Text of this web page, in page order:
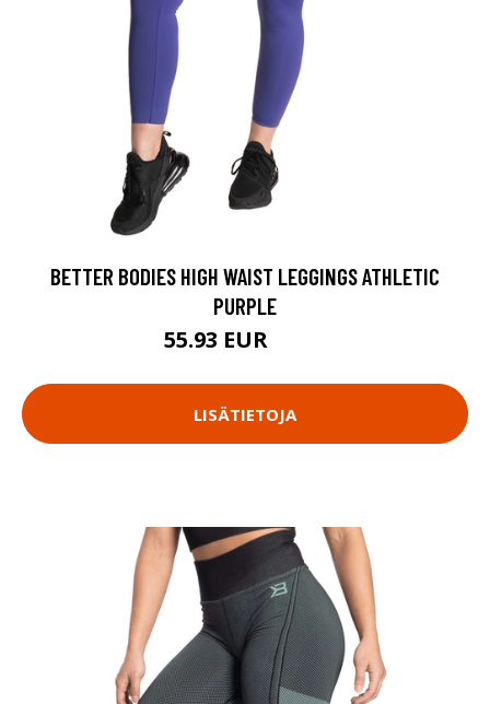
BETTER BODIES HIGH WAIST LEGGINGS ATHLETIC
PURPLE
55.93 EUR
LISÄTIETOJA